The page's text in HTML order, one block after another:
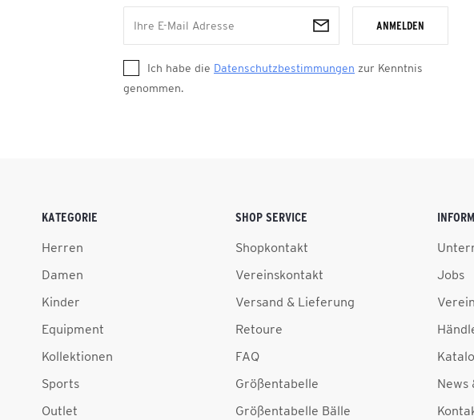
ANMELDEN
Ich habe die Datenschutzbestimmungen zur Kenntnis
genommen.
KATEGORIE
Herren
Damen
Kinder
Equipment
Kollektionen
Sports
Outlet
SHOP SERVICE
Shopkontakt
Vereinskontakt
Versand & Lieferung
Retoure
FAQ
Größentabelle
Größentabelle Bälle
Jobs
News